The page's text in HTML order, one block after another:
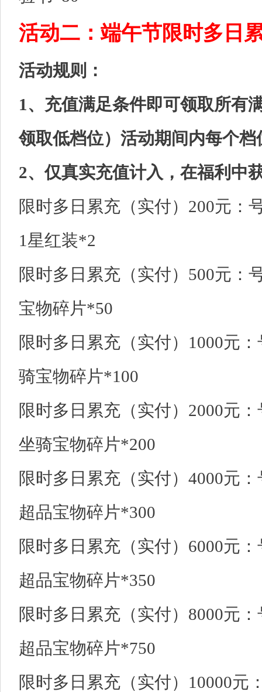
活动二：端午节限时多日
活动规则：
1、充值满足条件即可领取所有
领取低档位）活动期间内每个
2、仅真实充值计入，在福利中
限时多日累充（实付）200元：
1星红装*2
限时多日累充（实付）500元：
宝物碎片*50
限时多日累充（实付）1000元
骑宝物碎片*100
限时多日累充（实付）2000元
坐骑宝物碎片*200
限时多日累充（实付）4000元
超品宝物碎片*300
限时多日累充（实付）6000元
超品宝物碎片*350
限时多日累充（实付）8000元
超品宝物碎片*750
限时多日累充（实付）10000元